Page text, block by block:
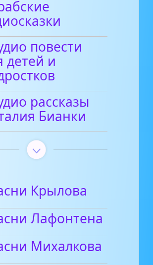
повести
детей и
рассказы
Бианки
Крылова
Лафонтена
Михалкова